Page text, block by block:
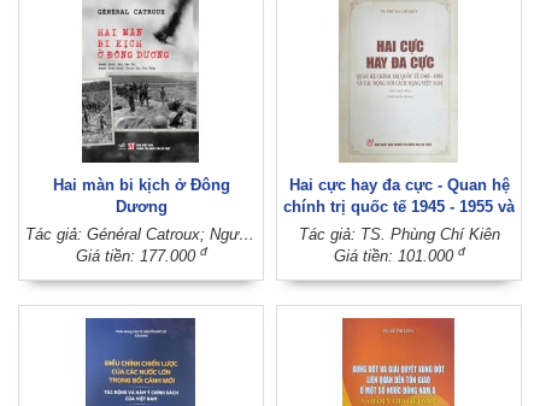
Hai màn bi kịch ở Đông
Dương
Tác giả: Général Catroux; Người dịch: Mai Yên Thi; Người hiệu đính: Trịnh Thị Thu Thủy
Giá tiền: 177.000 đ
Hai cực hay đa cực - Quan hệ
chính trị quốc tế 1945 - 1955 và
tác động tới cách mạng Việt
Nam (Sách chuyên khảo) (Xuất
Tác giả: TS. Phùng Chí Kiên
Giá tiền: 101.000 đ